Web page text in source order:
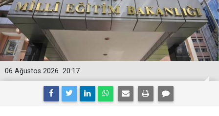
20:17
06 Ağustos 2026